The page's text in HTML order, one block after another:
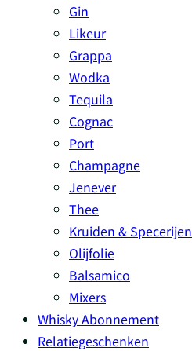
Gin
Likeur
Grappa
Wodka
Tequila
Cognac
Port
Champagne
Jenever
Thee
Kruiden & Specerijen
Olijfolie
Balsamico
Mixers
Whisky Abonnement
Relatiegeschenken